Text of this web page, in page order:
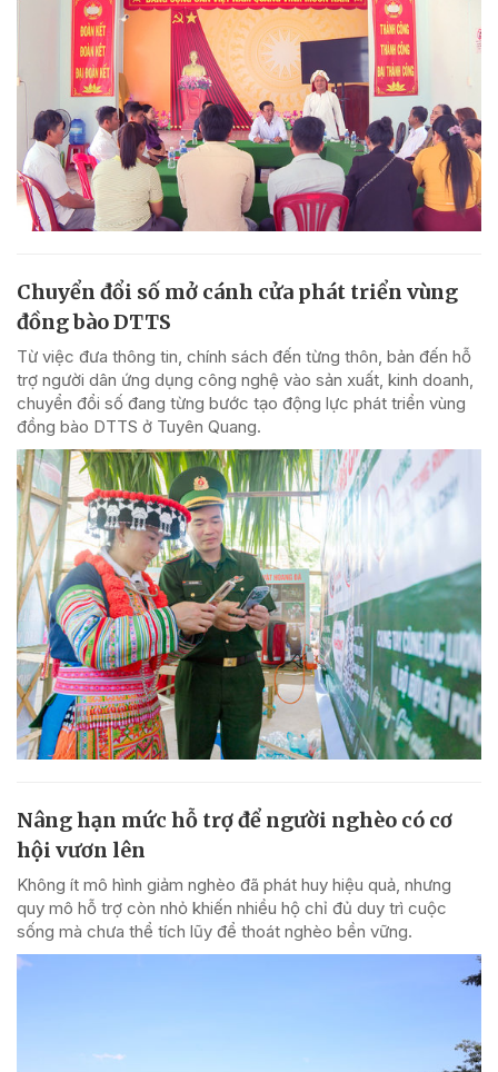
Chuyển đổi số mở cánh cửa phát triển vùng
đồng bào DTTS
Từ việc đưa thông tin, chính sách đến từng thôn, bản đến hỗ
trợ người dân ứng dụng công nghệ vào sản xuất, kinh doanh,
chuyển đổi số đang từng bước tạo động lực phát triển vùng
đồng bào DTTS ở Tuyên Quang.
Nâng hạn mức hỗ trợ để người nghèo có cơ
hội vươn lên
Không ít mô hình giảm nghèo đã phát huy hiệu quả, nhưng
quy mô hỗ trợ còn nhỏ khiến nhiều hộ chỉ đủ duy trì cuộc
sống mà chưa thể tích lũy để thoát nghèo bền vững.